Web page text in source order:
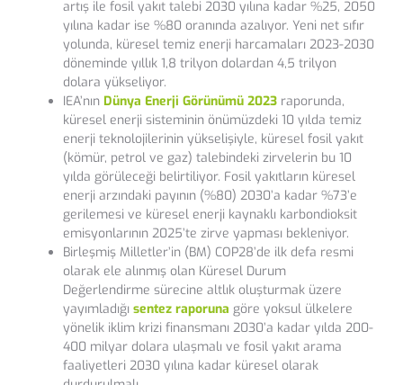
artış ile fosil yakıt talebi 2030 yılına kadar %25, 2050
yılına kadar ise %80 oranında azalıyor. Yeni net sıfır
yolunda, küresel temiz enerji harcamaları 2023-2030
döneminde yıllık 1,8 trilyon dolardan 4,5 trilyon
dolara yükseliyor.
IEA’nın Dünya Enerji Görünümü 2023 raporunda,
küresel enerji sisteminin önümüzdeki 10 yılda temiz
enerji teknolojilerinin yükselişiyle, küresel fosil yakıt
(kömür, petrol ve gaz) talebindeki zirvelerin bu 10
yılda görüleceği belirtiliyor. Fosil yakıtların küresel
enerji arzındaki payının (%80) 2030’a kadar %73’e
gerilemesi ve küresel enerji kaynaklı karbondioksit
emisyonlarının 2025’te zirve yapması bekleniyor.
Birleşmiş Milletler’in (BM) COP28’de ilk defa resmi
olarak ele alınmış olan Küresel Durum
Değerlendirme sürecine altlık oluşturmak üzere
yayımladığı sentez raporuna göre yoksul ülkelere
yönelik iklim krizi finansmanı 2030’a kadar yılda 200-
400 milyar dolara ulaşmalı ve fosil yakıt arama
faaliyetleri 2030 yılına kadar küresel olarak